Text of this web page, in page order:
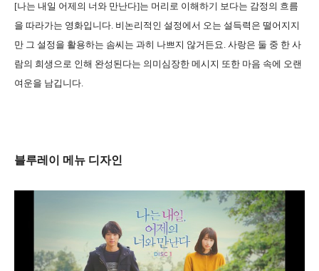
[나는 내일 어제의 너와 만난다]는 머리로 이해하기 보다는 감정의 흐름
을 따라가는 영화입니다. 비논리적인 설정에서 오는 설득력은 떨어지지
만 그 설정을 활용하는 솜씨는 과히 나쁘지 않거든요. 사랑은 둘 중 한 사
람의 희생으로 인해 완성된다는 의미심장한 메시지 또한 마음 속에 오랜
여운을 남깁니다.
블루레이 메뉴 디자인